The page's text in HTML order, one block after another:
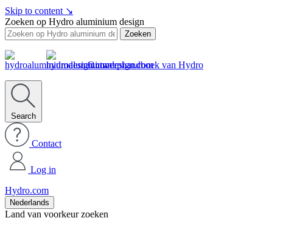
Skip to content ↘
Zoeken op Hydro aluminium design
Zoeken
Ontwerphandboek van Hydro
Search
Contact
Log in
Hydro.com
Nederlands
Land van voorkeur zoeken